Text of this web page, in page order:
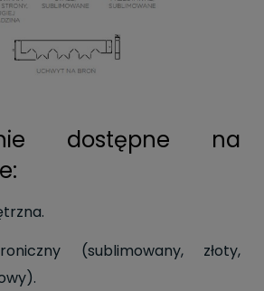
dostępne na
(sublimowany, złoty,